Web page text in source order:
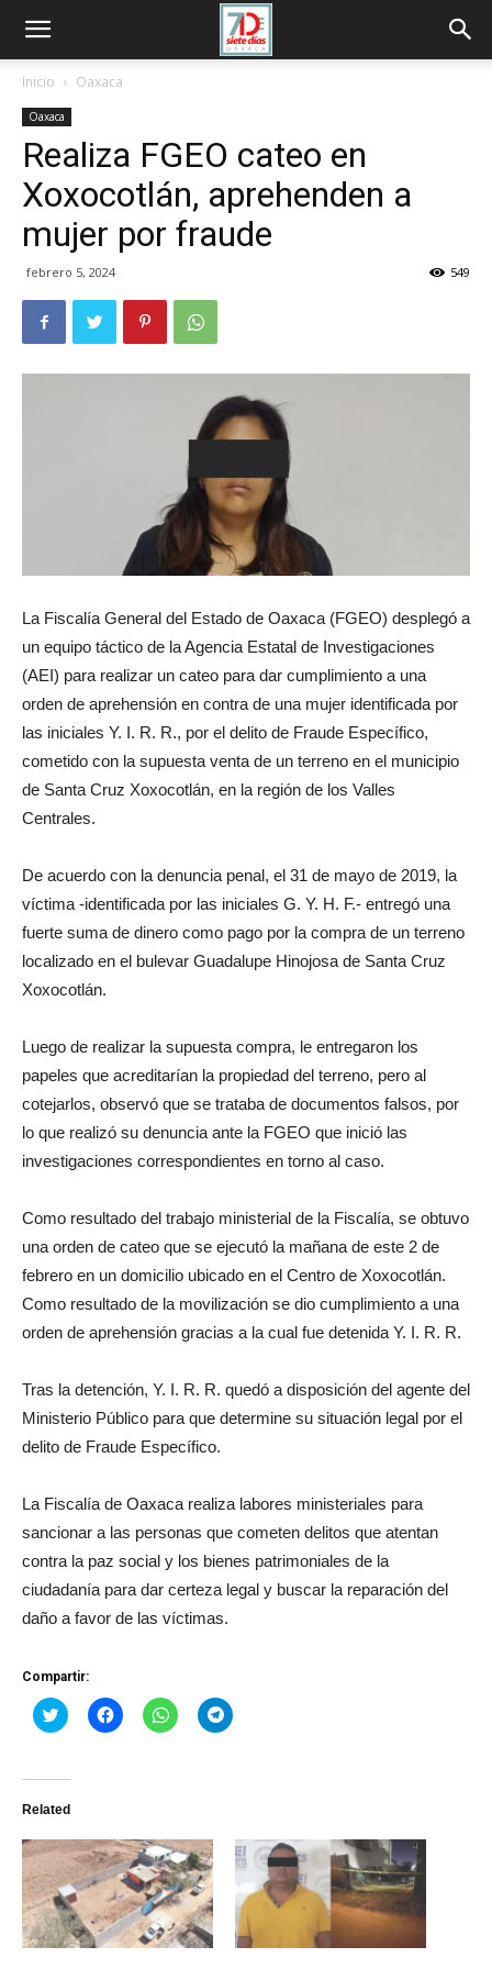
Inicio Oaxaca
Oaxaca
Realiza FGEO cateo en
Xoxocotlán, aprehenden a
mujer por fraude
febrero 5, 2024 549
La Fiscalía General del Estado de Oaxaca (FGEO) desplegó a
un equipo táctico de la Agencia Estatal de Investigaciones
(AEI) para realizar un cateo para dar cumplimiento a una
orden de aprehensión en contra de una mujer identificada por
las iniciales Y. I. R. R., por el delito de Fraude Específico,
cometido con la supuesta venta de un terreno en el municipio
de Santa Cruz Xoxocotlán, en la región de los Valles
Centrales.
De acuerdo con la denuncia penal, el 31 de mayo de 2019, la
víctima -identificada por las iniciales G. Y. H. F.- entregó una
fuerte suma de dinero como pago por la compra de un terreno
localizado en el bulevar Guadalupe Hinojosa de Santa Cruz
Xoxocotlán.
Luego de realizar la supuesta compra, le entregaron los
papeles que acreditarían la propiedad del terreno, pero al
cotejarlos, observó que se trataba de documentos falsos, por
lo que realizó su denuncia ante la FGEO que inició las
investigaciones correspondientes en torno al caso.
Como resultado del trabajo ministerial de la Fiscalía, se obtuvo
una orden de cateo que se ejecutó la mañana de este 2 de
febrero en un domicilio ubicado en el Centro de Xoxocotlán.
Como resultado de la movilización se dio cumplimiento a una
orden de aprehensión gracias a la cual fue detenida Y. I. R. R.
Tras la detención, Y. I. R. R. quedó a disposición del agente del
Ministerio Público para que determine su situación legal por el
delito de Fraude Específico.
La Fiscalía de Oaxaca realiza labores ministeriales para
sancionar a las personas que cometen delitos que atentan
contra la paz social y los bienes patrimoniales de la
ciudadanía para dar certeza legal y buscar la reparación del
daño a favor de las víctimas.
Compartir:
Haz
clic
Twitter
abre
una
ventana
nueva)
Haz
clic
una
ventana
nueva)
Haz
clic
una
ventana
nueva)
Haz
clic
una
ventana
nueva)
Related